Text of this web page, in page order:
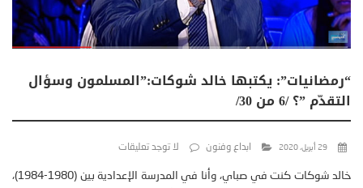
“رمضانيات”: يكتبها خالد شوكات:”المسلمون وسؤال
التقدّم ”؟ /6 من 30/
29 أبريل، 2020 ابداع وفنون لا توجد تعليقات
خالد شوكات كنت في صباي، وأنا في المدرسة الإعدادية بين (1980-1984)،